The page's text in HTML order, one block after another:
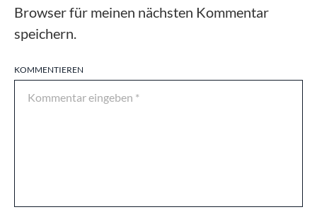
KOMMENTIEREN
Browser für meinen nächsten Kommentar
speichern.